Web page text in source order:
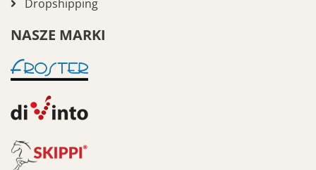
Dropshipping
NASZE MARKI